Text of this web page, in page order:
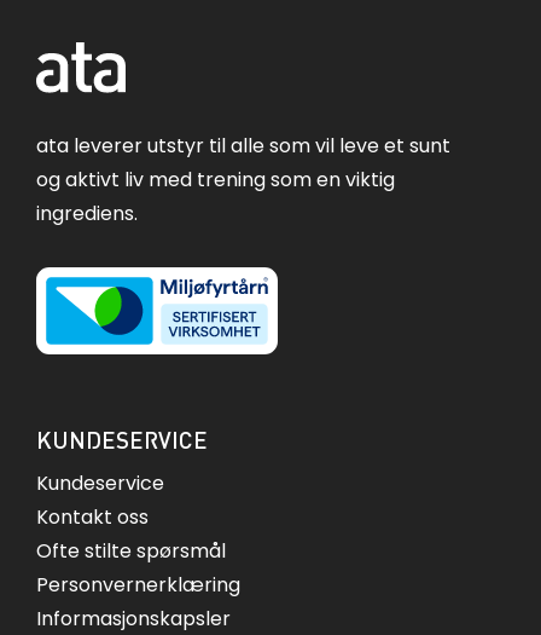
ata leverer utstyr til alle som vil leve et sunt
og aktivt liv med trening som en viktig
ingrediens.
KUNDESERVICE
Kundeservice
Kontakt oss
Ofte stilte spørsmål
Personvernerklæring
Informasjonskapsler